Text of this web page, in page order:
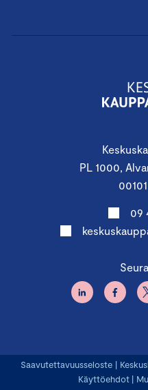
PL 1000,
09
Saavutettavuusseloste |
Käyttöehdot |